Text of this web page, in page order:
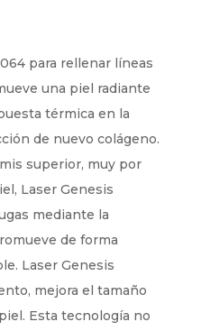
para rellenar líneas
una piel radiante
térmica en la
de nuevo colágeno.
superior, muy por
Laser Genesis
mediante la
de forma
Laser Genesis
mejora el tamaño
Esta tecnología no